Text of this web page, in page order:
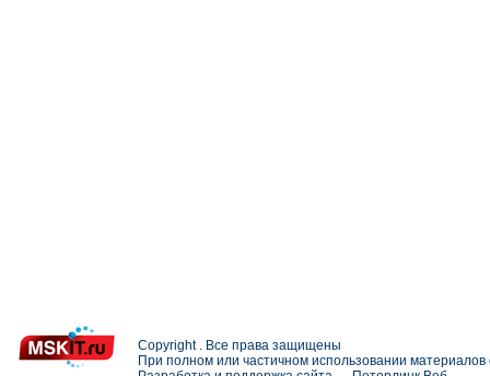
Copyright . Все права защищены
При полном или частичном использовании